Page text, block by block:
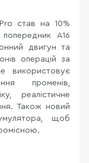
став на 10%
A16
двигун та
операцій за
використовує
променів,
реалістичне
Також новий
щоб